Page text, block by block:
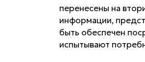
перенесены на
информации,
быть обеспечен
испытывают